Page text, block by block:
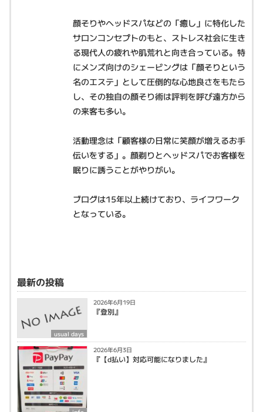
顔そりやヘッドスパなどの「癒し」に特化した
サロンコンセプトのもと、ストレス社会に生き
る現代人の疲れや肌荒れと向き合っている。特
にメンズ向けのシェービングは「顔そりという
名のエステ」として圧倒的な心地良さをもたら
し、その独自の顔そり術は評判を呼び遠方から
の来客も多い。
活動理念は「顧客様の日常に笑顔が増えるお手
伝いをする」。顔剃りとヘッドスパでお客様を
眠りに誘うことがやりがい。
ブログは15年以上続けており、ライフワーク
となっている。
最新の投稿
usual days
2026年6月19日
『登別』
2026年6月3日
『【d払い】対応可能になりました』